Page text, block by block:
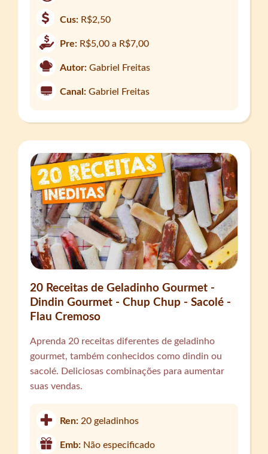
Cus: R$2,50
Pre: R$5,00 a R$7,00
Autor: Gabriel Freitas
Canal: Gabriel Freitas
20 Receitas de Geladinho Gourmet -
Dindin Gourmet - Chup Chup - Sacolé -
Flau Cremoso
Aprenda 20 receitas diferentes de geladinho
gourmet, também conhecidos como dindin ou
sacolé. Deliciosas combinações para aumentar
suas vendas.
Ren: 20 geladinhos
Emb: Não especificado